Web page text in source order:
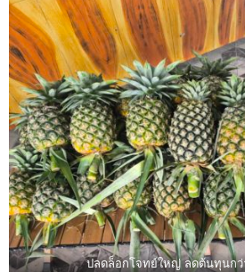
ปลดล็อกโจทย์ใหญ่ ลดต้นทุนกว่